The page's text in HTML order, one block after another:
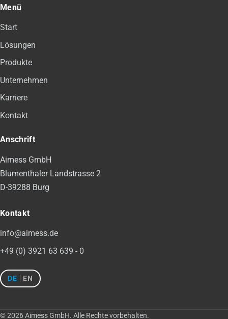
Menü
Start
Lösungen
Produkte
Unternehmen
Karriere
Kontakt
Anschrift
Aimess GmbH
Blumenthaler Landstrasse 2
D-39288 Burg
Kontakt
info@aimess.de
+49 (0) 3921 63 639 - 0
DE EN
©2026Aimess GmbH. Alle Rechte vorbehalten.